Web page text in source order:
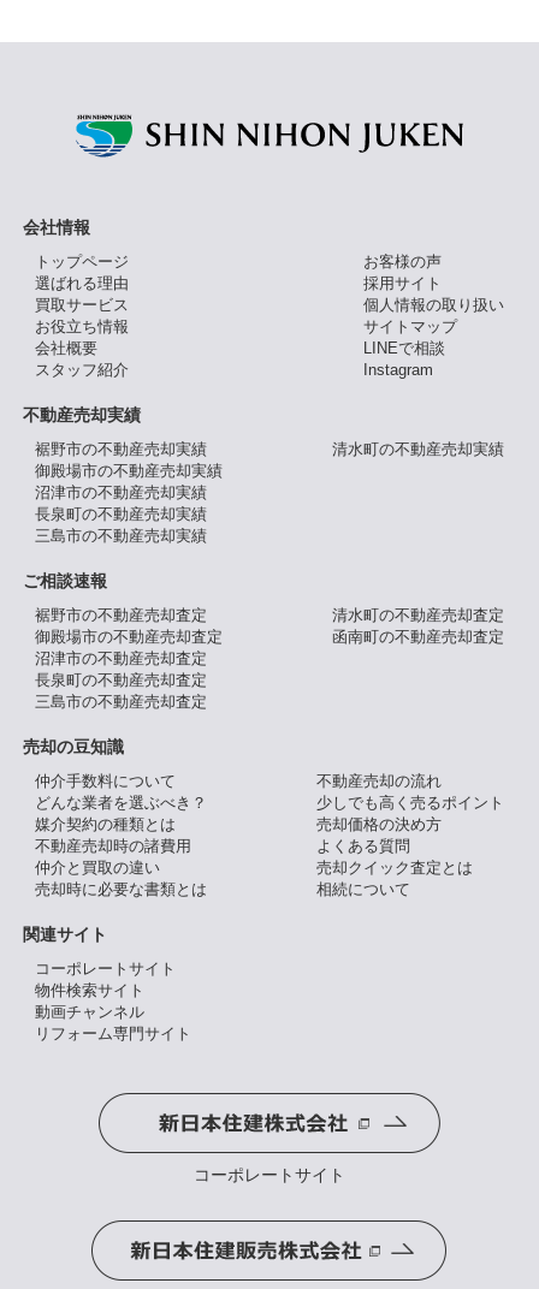
会社情報
トップページ
選ばれる理由
買取サービス
お役立ち情報
会社概要
スタッフ紹介
お客様の声
採用サイト
個人情報の取り扱い
サイトマップ
LINEで相談
Instagram
不動産売却実績
裾野市の不動産売却実績
御殿場市の不動産売却実績
沼津市の不動産売却実績
長泉町の不動産売却実績
三島市の不動産売却実績
清水町の不動産売却実績
ご相談速報
裾野市の不動産売却査定
御殿場市の不動産売却査定
沼津市の不動産売却査定
長泉町の不動産売却査定
三島市の不動産売却査定
清水町の不動産売却査定
函南町の不動産売却査定
売却の豆知識
仲介手数料について
どんな業者を選ぶべき？
媒介契約の種類とは
不動産売却時の諸費用
仲介と買取の違い
売却時に必要な書類とは
不動産売却の流れ
少しでも高く売るポイント
売却価格の決め方
よくある質問
売却クイック査定とは
相続について
関連サイト
コーポレートサイト
物件検索サイト
動画チャンネル
リフォーム専門サイト
コーポレートサイト